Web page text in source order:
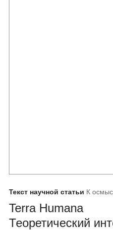
Текст научной статьи К
Terra Humana
Теоретический